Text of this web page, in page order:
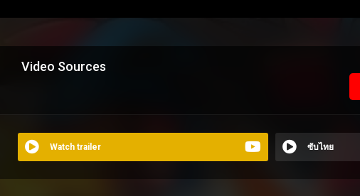
Video Sources
Watch trailer ซับไทย